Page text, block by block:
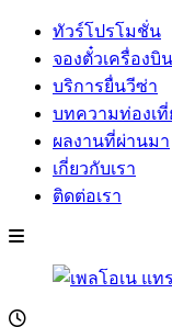
ทัวร์โปรโมชั่น
จองตั๋วเครื่องบิน
บริการยื่นวีซ่า
บทความท่องเที่
ผลงานที่ผ่านมา
เกี่ยวกับเรา
ติดต่อเรา